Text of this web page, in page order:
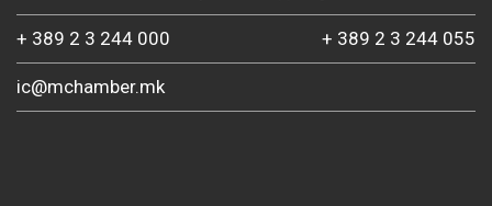
+ 389 2 3 244 000 + 389 2 3 244 055
ic@mchamber.mk